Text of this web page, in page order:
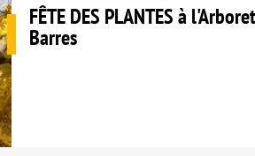
FÊTE DES PLANTES à
Barres